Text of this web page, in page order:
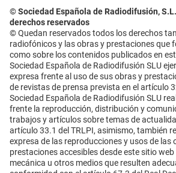
© Sociedad Española de Radiodifusión,
derechos reservados
© Quedan reservados todos los derechos
radiofónicos y las obras y prestaciones que
como sobre los contenidos publicados en
Sociedad Española de Radiodifusión SLU
expresa frente al uso de sus obras y
de revistas de prensa prevista en el artículo
Sociedad Española de Radiodifusión SLU
frente la reproducción, distribución y
trabajos y artículos sobre temas de
artículo 33.1 del TRLPI, asimismo, también
expresa de las reproducciones y usos de las
prestaciones accesibles desde este sitio
mecánica u otros medios que resulten